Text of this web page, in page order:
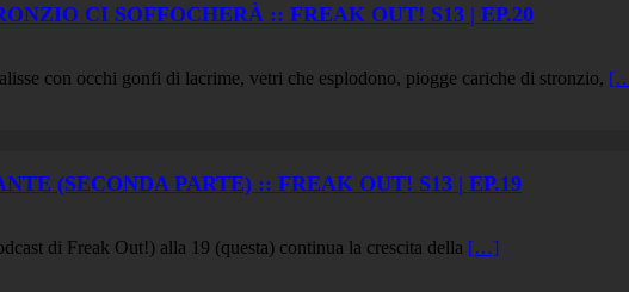
CI SOFFOCHERÀ :: FREAK OUT! S13 | EP.20
con occhi gonfi di lacrime, vetri che esplodono, piogge cariche di stronzio,
(SECONDA PARTE) :: FREAK OUT! S13 | EP.19
di Freak Out!) alla 19 (questa) continua la crescita della […]